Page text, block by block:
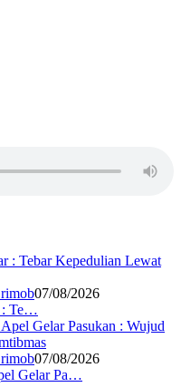
07/08/2026
: Te…
07/08/2026
Gelar Pa…